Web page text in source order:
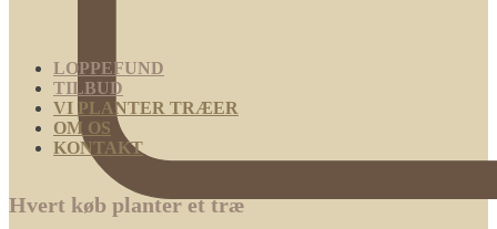
LOPPEFUND
TILBUD
VI PLANTER TRÆER
OM OS
KONTAKT
Hvert køb planter et træ